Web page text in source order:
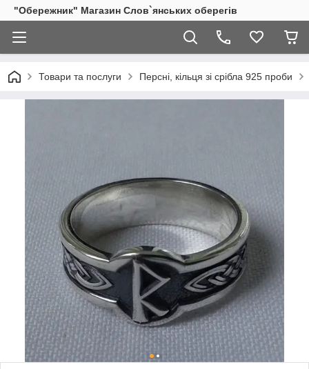
"Обережник" Магазин Слов`янських оберегів
Товари та послуги Персні, кільця зі срібла 925 проби